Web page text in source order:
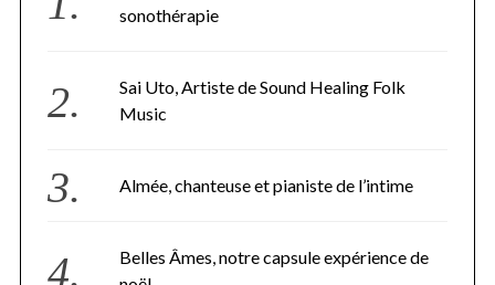
sonothérapie
Sai Uto, Artiste de Sound Healing Folk
Music
Almée, chanteuse et pianiste de l’intime
Belles Âmes, notre capsule expérience de